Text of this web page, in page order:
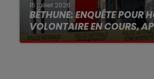
15 juillet 2026
BÉTHUNE: ENQUÊTE POUR
VOLONTAIRE EN COURS,
Selon les premiers éléments,